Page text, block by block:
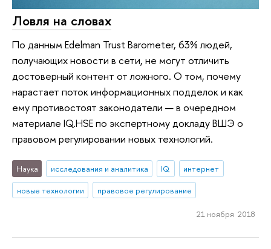
Ловля на словах
По данным Edelman Trust Barometer, 63% людей,
получающих новости в сети, не могут отличить
достоверный контент от ложного. О том, почему
нарастает поток информационных подделок и как
ему противостоят законодатели — в очередном
материале IQ.HSE по экспертному докладу ВШЭ о
правовом регулировании новых технологий.
Наука исследования и аналитика IQ
интернет
новые технологии
правовое регулирование
21 ноября 2018